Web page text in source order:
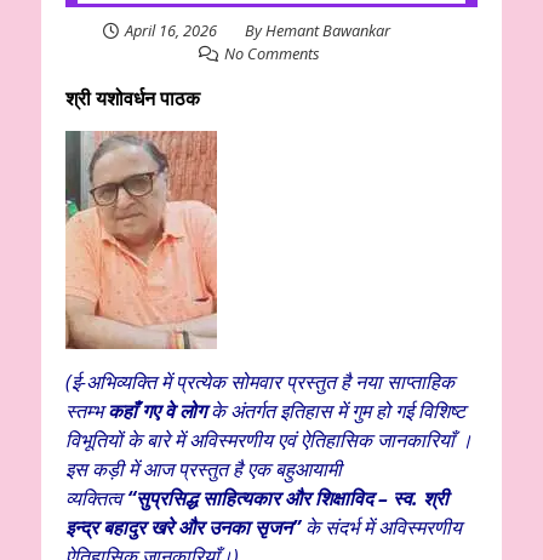
April 16, 2026 ByHemant Bawankar
No Comments
श्री यशोवर्धन पाठक
(ई-अभिव्यक्ति मेंप्रत्येक सोमवार प्रस्तुत है नया साप्ताहिक
स्तम्भकहाँ गए वे लोगके अंतर्गत इतिहास में गुम हो गई विशिष्ट
विभूतियों के बारे में अविस्मरणीय एवं ऐतिहासिक जानकारियाँ ।
इस कड़ी में आज प्रस्तुत है एक बहुआयामी
व्यक्तित्व“सुप्रसिद्ध साहित्यकार और शिक्षाविद – स्व. श्री
इन्द्र बहादुर खरे और उनका सृजन”के संदर्भ में अविस्मरणीय